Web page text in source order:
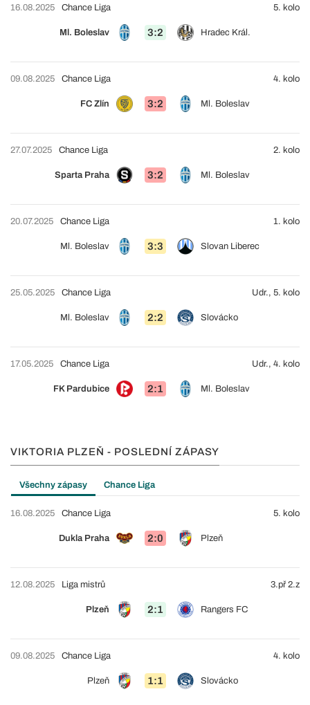
16.08.2025
Ml. Boleslav 3:2 Hradec Král.
Chance Liga 5. kolo
09.08.2025
FC Zlín 3:2 Ml. Boleslav
Chance Liga 4. kolo
27.07.2025
Sparta Praha 3:2 Ml. Boleslav
Chance Liga 2. kolo
20.07.2025
Ml. Boleslav 3:3 Slovan Liberec
Chance Liga 1. kolo
25.05.2025
Ml. Boleslav 2:2 Slovácko
Chance Liga Udr., 5. kolo
17.05.2025
FK Pardubice 2:1 Ml. Boleslav
Chance Liga Udr., 4. kolo
VIKTORIA PLZEŇ - POSLEDNÍ ZÁPASY
Všechny zápasy Chance Liga
16.08.2025
Dukla Praha 2:0 Plzeň
Chance Liga 5. kolo
12.08.2025
Plzeň 2:1 Rangers FC
Liga mistrů 3.př 2.z
09.08.2025
Plzeň 1:1 Slovácko
Chance Liga 4. kolo